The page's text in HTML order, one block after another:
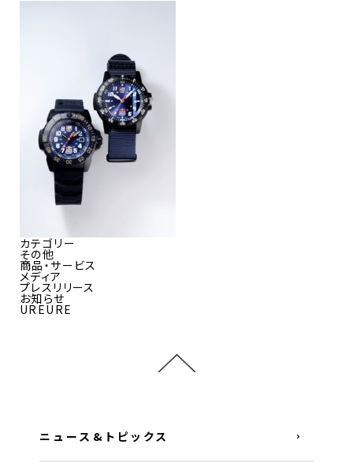
カテゴリー
その他
商品・サービス
メディア
プレスリリース
お知らせ
UREURE
ニュース&トピックス